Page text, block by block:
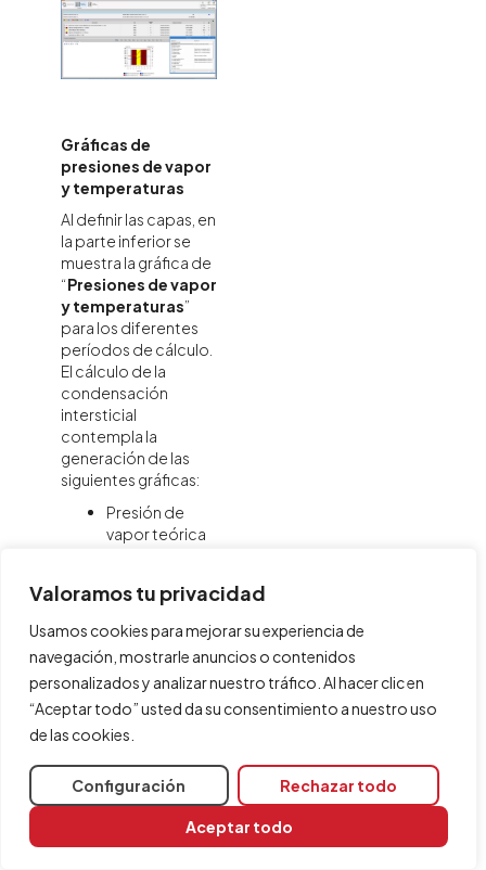
Valoramos tu privacidad
Usamos cookies para mejorar su experiencia de
navegación, mostrarle anuncios o contenidos
personalizados y analizar nuestro tráfico. Al hacer clic en
“Aceptar todo” usted da su consentimiento a nuestro uso
de las cookies.
Configuración Rechazar todo
Aceptar todo
Gráficas de
presiones de vapor
y temperaturas
Al definir las capas, en
la parte inferior se
muestra la gráfica de
“Presiones de vapor
y temperaturas”
para los diferentes
períodos de cálculo.
El cálculo de la
condensación
intersticial
contempla la
generación de las
siguientes gráficas:
Presión de
vapor teórica
saturación (Pa)
Presión de
vapor real (Pa)
Temperatura
(ºC)